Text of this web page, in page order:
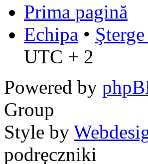
Prima pagină
Echipa •
UTC + 2
Powered by
Group
Style by
podręczniki